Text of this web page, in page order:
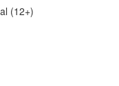
(12+)